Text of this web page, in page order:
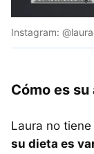
Instagram:
Cómo es
Laura no
su dieta es